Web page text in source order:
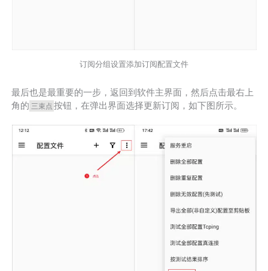
订阅分组设置添加订阅配置文件
最后也是最重要的一步，返回到软件主界面，然后点击最右上
角的 三束点 按钮，在弹出界面选择更新订阅，如下图所示。